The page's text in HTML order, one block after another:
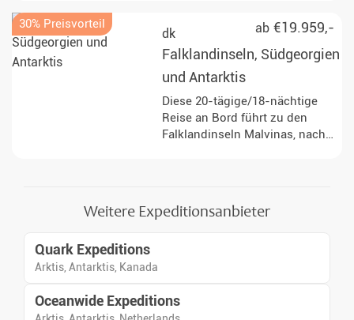
Landschaften ein und erleben
hautnah!
30% Preisvorteil ab €19.959,-
dk
Falklandinseln, Südgeorgien
und Antarktis
Diese 20-tägige/18-nächtige
Reise an Bord führt zu den
Falklandinseln Malvinas, nach
Zwischen Anlandungen,
Eis und Ozean im Mittelpunkt.
Weitere Expeditionsanbieter
Quark Expeditions
Arktis, Antarktis, Kanada
Oceanwide Expeditions